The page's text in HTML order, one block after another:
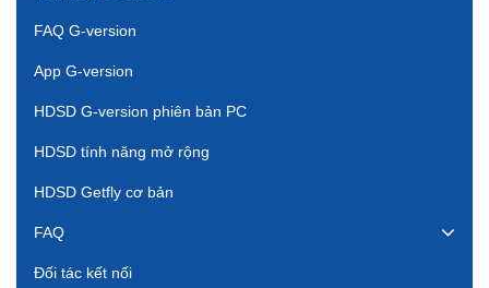
FAQ G-version
App G-version
HDSD G-version phiên bản PC
HDSD tính năng mở rộng
HDSD Getfly cơ bản
FAQ
Đối tác kết nối